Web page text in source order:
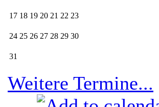
17 18 19 20 21 22 23
24 25 26 27 28 29 30
31
Weitere Termine...